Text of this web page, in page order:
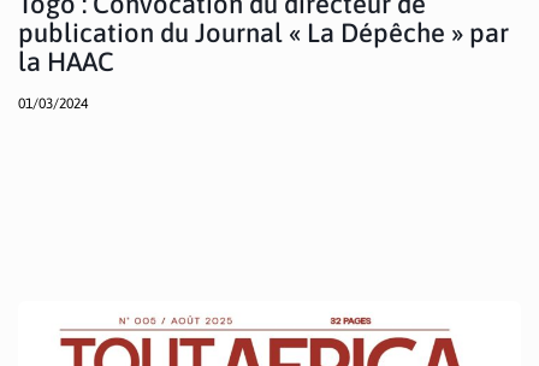
publication du Journal « La Dépêche » par
la HAAC
01/03/2024